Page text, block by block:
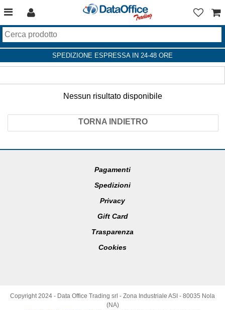
SPEDIZIONE ESPRESSA IN 24-48 ORE
Nessun risultato disponibile
TORNA INDIETRO
Pagamenti
Spedizioni
Privacy
Gift Card
Trasparenza
Cookies
Copyright 2024 - Data Office Trading srl - Zona Industriale ASI - 80035 Nola
(NA)